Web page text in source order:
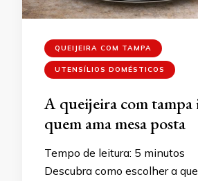
QUEIJEIRA COM TAMPA
UTENSÍLIOS DOMÉSTICOS
A queijeira com tampa
quem ama mesa posta
Tempo de leitura: 5 minutos
Descubra como escolher a